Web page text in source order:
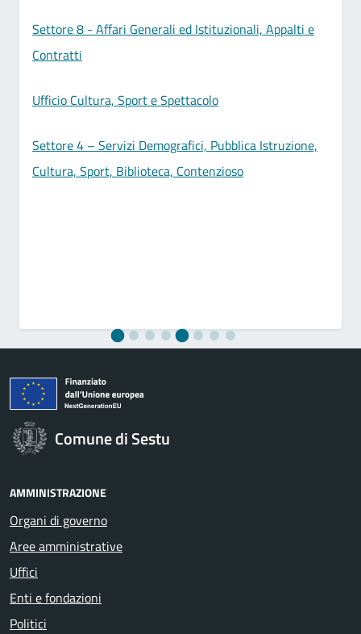
Settore 8 - Affari Generali ed Istituzionali, Appalti e
Contratti
Ufficio Cultura, Sport e Spettacolo
Settore 4 – Servizi Demografici, Pubblica Istruzione,
Cultura, Sport, Biblioteca, Contenzioso
Comune di Sestu
AMMINISTRAZIONE
Organi di governo
Aree amministrative
Uffici
Enti e fondazioni
Politici